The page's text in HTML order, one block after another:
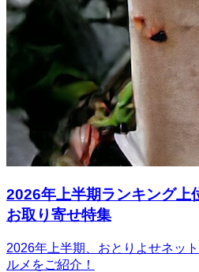
2026年上半期ランキング上
お取り寄せ特集
2026年上半期、おとりよせネッ
ルメをご紹介！